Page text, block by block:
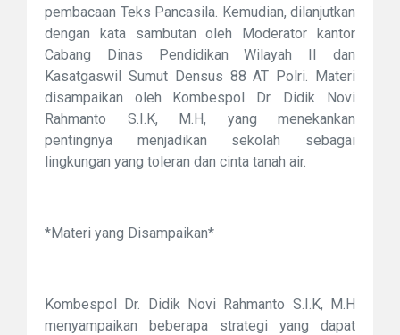
pembacaan Teks Pancasila. Kemudian, dilanjutkan
dengan kata sambutan oleh Moderator kantor
Cabang Dinas Pendidikan Wilayah II dan
Kasatgaswil Sumut Densus 88 AT Polri. Materi
disampaikan oleh Kombespol Dr. Didik Novi
Rahmanto S.I.K, M.H, yang menekankan
pentingnya menjadikan sekolah sebagai
lingkungan yang toleran dan cinta tanah air.
*Materi yang Disampaikan*
Kombespol Dr. Didik Novi Rahmanto S.I.K, M.H
menyampaikan beberapa strategi yang dapat